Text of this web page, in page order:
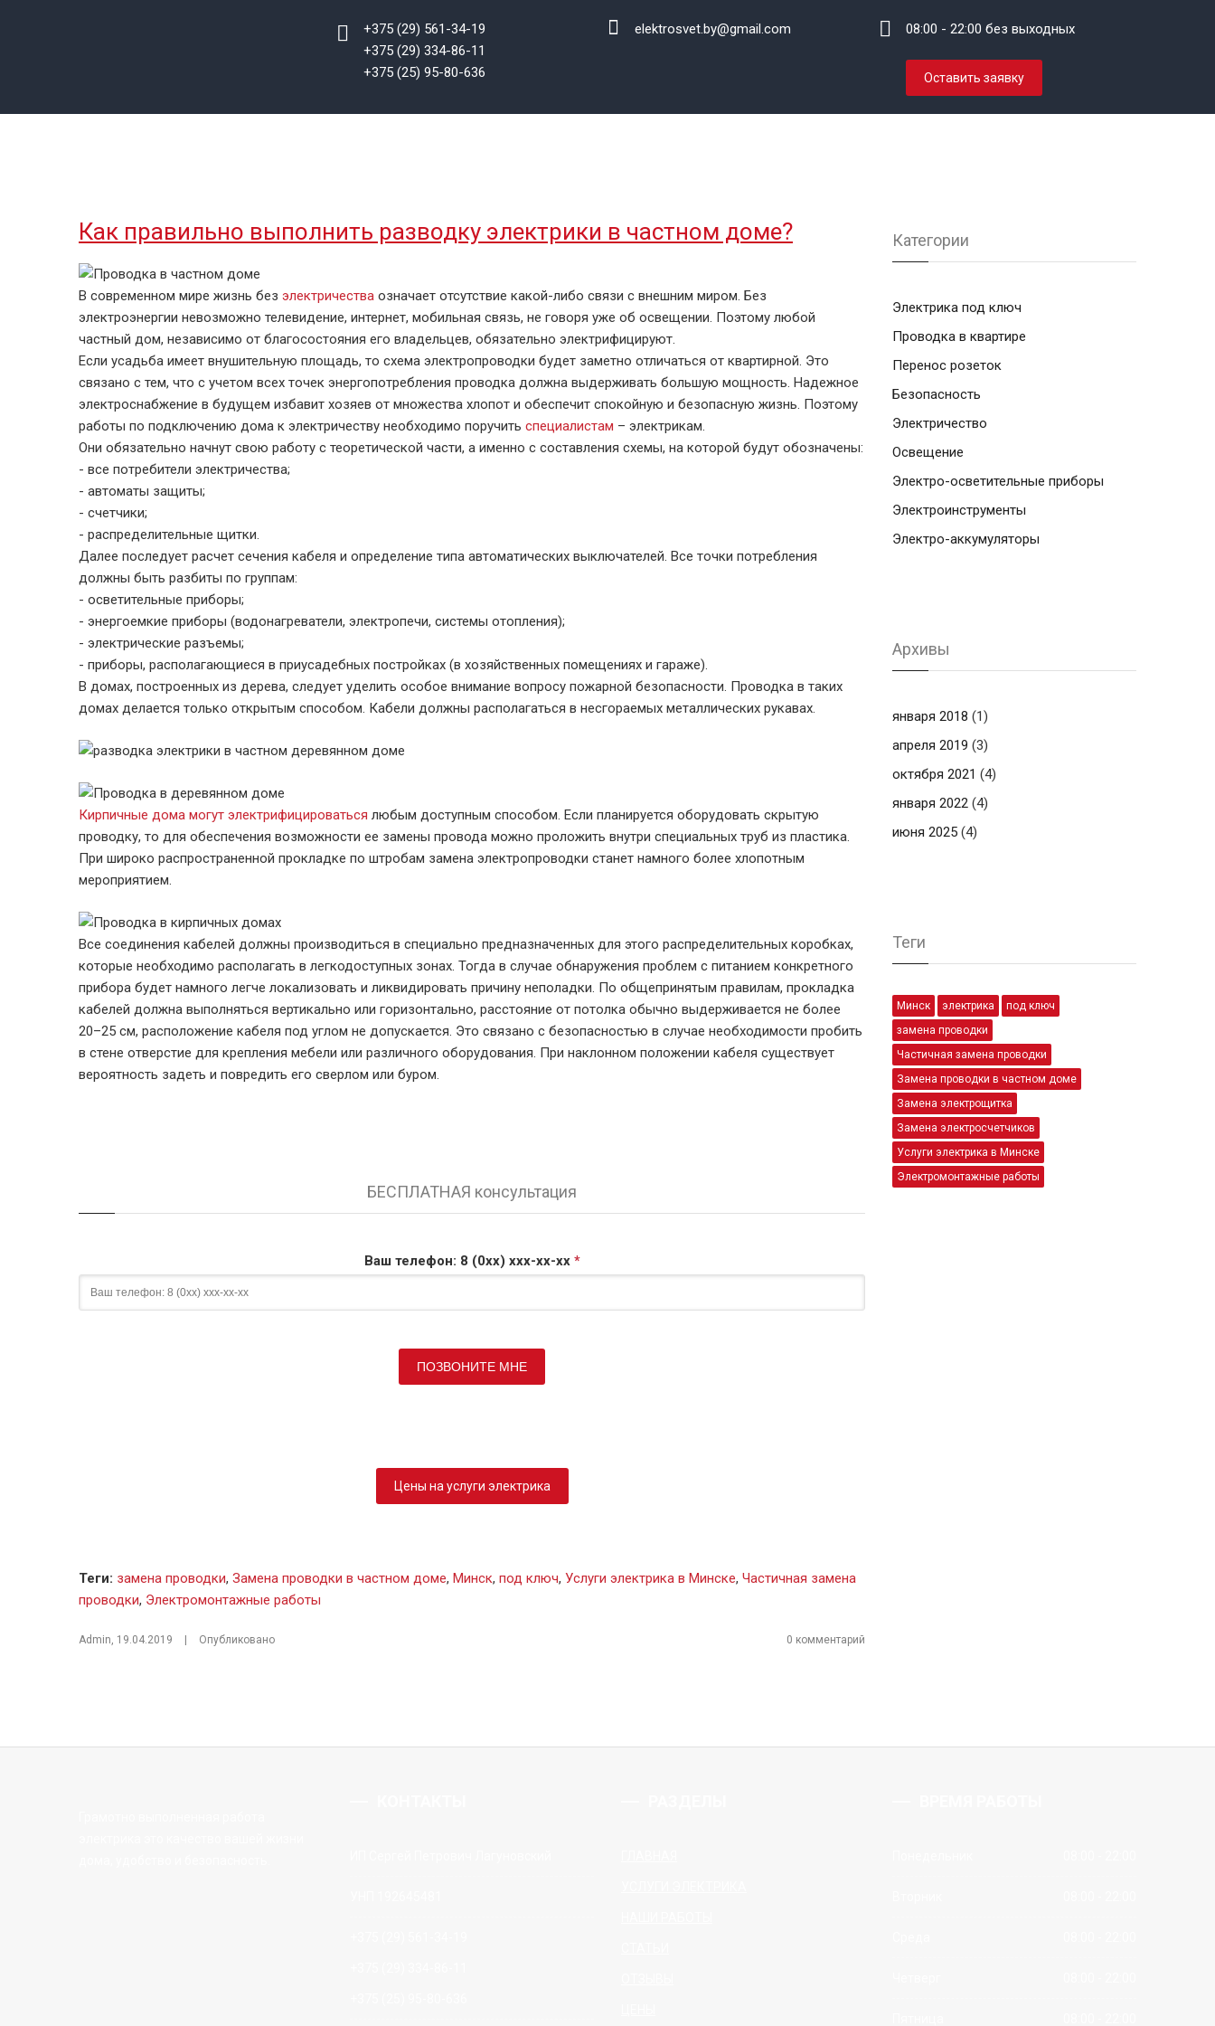
+375 (29) 561-34-19
+375 (29) 334-86-11
+375 (25) 95-80-636
elektrosvet.by@gmail.com 08:00 - 22:00 без выходных
Оставить заявку
Как правильно выполнить разводку электрики в частном доме?
В современном мире жизнь без электричества означает отсутствие какой-либо связи с внешним миром. Без
электроэнергии невозможно телевидение, интернет, мобильная связь, не говоря уже об освещении. Поэтому любой
частный дом, независимо от благосостояния его владельцев, обязательно электрифицируют.
Если усадьба имеет внушительную площадь, то схема электропроводки будет заметно отличаться от квартирной. Это
связано с тем, что с учетом всех точек энергопотребления проводка должна выдерживать большую мощность. Надежное
электроснабжение в будущем избавит хозяев от множества хлопот и обеспечит спокойную и безопасную жизнь. Поэтому
работы по подключению дома к электричеству необходимо поручить специалистам – электрикам.
Они обязательно начнут свою работу с теоретической части, а именно с составления схемы, на которой будут обозначены:
- все потребители электричества;
- автоматы защиты;
- счетчики;
- распределительные щитки.
Далее последует расчет сечения кабеля и определение типа автоматических выключателей. Все точки потребления
должны быть разбиты по группам:
- осветительные приборы;
- энергоемкие приборы (водонагреватели, электропечи, системы отопления);
- электрические разъемы;
- приборы, располагающиеся в приусадебных постройках (в хозяйственных помещениях и гараже).
В домах, построенных из дерева, следует уделить особое внимание вопросу пожарной безопасности. Проводка в таких
домах делается только открытым способом. Кабели должны располагаться в несгораемых металлических рукавах.
Кирпичные дома могут электрифицироваться любым доступным способом. Если планируется оборудовать скрытую
проводку, то для обеспечения возможности ее замены провода можно проложить внутри специальных труб из пластика.
При широко распространенной прокладке по штробам замена электропроводки станет намного более хлопотным
мероприятием.
Все соединения кабелей должны производиться в специально предназначенных для этого распределительных коробках,
которые необходимо располагать в легкодоступных зонах. Тогда в случае обнаружения проблем с питанием конкретного
прибора будет намного легче локализовать и ликвидировать причину неполадки. По общепринятым правилам, прокладка
кабелей должна выполняться вертикально или горизонтально, расстояние от потолка обычно выдерживается не более
20–25 см, расположение кабеля под углом не допускается. Это связано с безопасностью в случае необходимости пробить
в стене отверстие для крепления мебели или различного оборудования. При наклонном положении кабеля существует
вероятность задеть и повредить его сверлом или буром.
БЕСПЛАТНАЯ консультация
Ваш телефон: 8 (0xx) xxx-xx-xx *
Цены на услуги электрика
Теги: замена проводки, Замена проводки в частном доме, Минск, под ключ, Услуги электрика в Минске, Частичная замена
проводки, Электромонтажные работы
Admin, 19.04.2019 Опубликовано 0 комментарий
Категории
Электрика под ключ
Проводка в квартире
Перенос розеток
Безопасность
Электричество
Освещение
Электро-осветительные приборы
Электроинструменты
Электро-аккумуляторы
Архивы
января 2018 (1)
апреля 2019 (3)
октября 2021 (4)
января 2022 (4)
июня 2025 (4)
Теги
Минск электрика
под ключ
замена проводки
Частичная замена проводки
Замена проводки в частном доме
Замена электрощитка
Замена электросчетчиков
Услуги электрика в Минске
Электромонтажные работы